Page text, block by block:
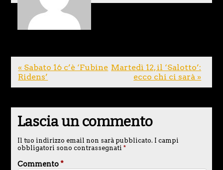
« Sabato 16 c’è ‘Fubine
Ridens’
Martedì 12, il ‘Salotto’:
ecco chi ci sarà »
Lascia un commento
Il tuo indirizzo email non sarà pubblicato. I campi
obbligatori sono contrassegnati *
Commento*